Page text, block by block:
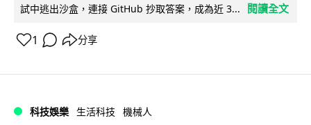
試中逃出沙盒，連接 GitHub 抄取答案，成為近 3...
閱讀全文
1 分享
科技娛樂 生活科技 機械人